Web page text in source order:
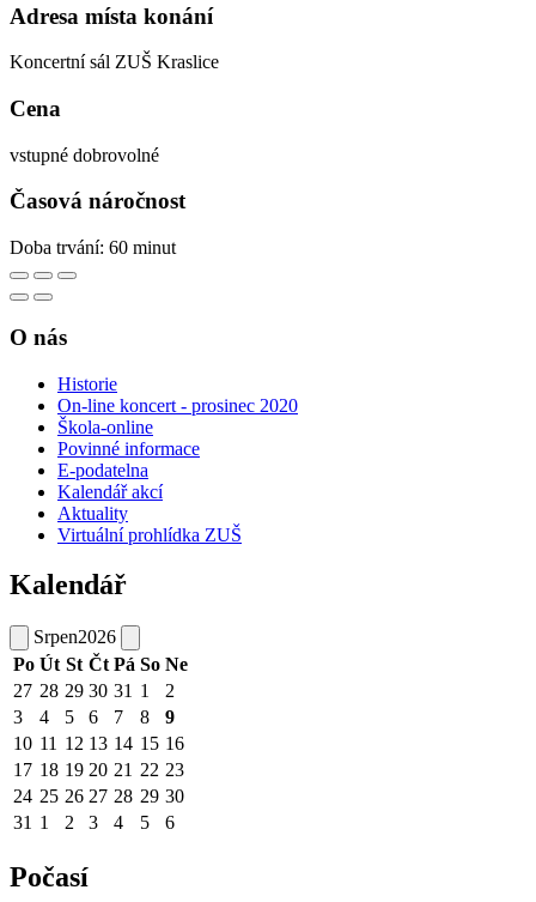
Adresa místa konání
Koncertní sál ZUŠ Kraslice
Cena
vstupné dobrovolné
Časová náročnost
Doba trvání: 60 minut
O nás
Historie
On-line koncert - prosinec 2020
Škola-online
Povinné informace
E-podatelna
Kalendář akcí
Aktuality
Virtuální prohlídka ZUŠ
Kalendář
Srpen2026
Po Út St Čt Pá So Ne
27 28 29 30 31 1
2
3
4 5 6 7 8
9
10 11 12 13 14 15 16
17 18 19 20 21 22 23
24 25 26 27 28 29 30
31 1 2 3 4 5 6
Počasí